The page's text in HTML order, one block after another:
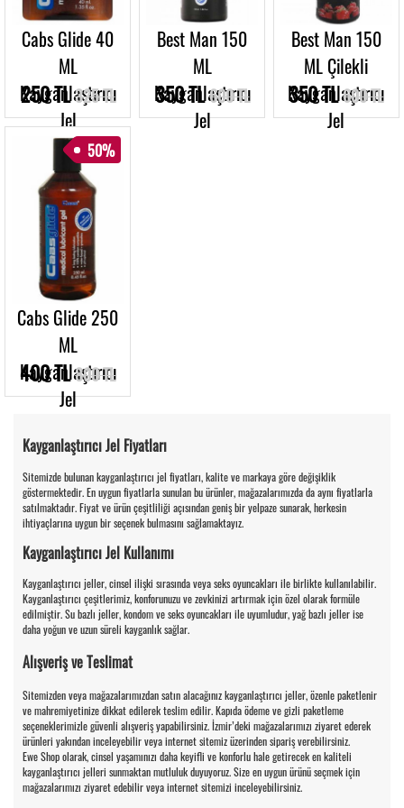
Cabs Glide 40
ML
Kayganlaştırıcı
Jel
250 TL325 TL
Best Man 150
ML
Kayganlaştırıcı
Jel
350 TL600 TL
Best Man 150
ML Çilekli
Kayganlaştırıcı
Jel
350 TL600 TL
Cabs Glide 250
ML
Kayganlaştırıcı
Jel
400 TL800 TL
50%
Kayganlaştırıcı Jel Fiyatları
Sitemizde bulunan kayganlaştırıcı jel fiyatları, kalite ve markaya göre değişiklik
göstermektedir. En uygun fiyatlarla sunulan bu ürünler, mağazalarımızda da aynı fiyatlarla
satılmaktadır. Fiyat ve ürün çeşitliliği açısından geniş bir yelpaze sunarak, herkesin
ihtiyaçlarına uygun bir seçenek bulmasını sağlamaktayız.
Kayganlaştırıcı Jel Kullanımı
Kayganlaştırıcı jeller, cinsel ilişki sırasında veya seks oyuncakları ile birlikte kullanılabilir.
Kayganlaştırıcı çeşitlerimiz, konforunuzu ve zevkinizi artırmak için özel olarak formüle
edilmiştir. Su bazlı jeller, kondom ve seks oyuncakları ile uyumludur, yağ bazlı jeller ise
daha yoğun ve uzun süreli kayganlık sağlar.
Alışveriş ve Teslimat
Sitemizden veya mağazalarımızdan satın alacağınız kayganlaştırıcı jeller, özenle paketlenir
ve mahremiyetinize dikkat edilerek teslim edilir. Kapıda ödeme ve gizli paketleme
seçeneklerimizle güvenli alışveriş yapabilirsiniz. İzmir’deki mağazalarımızı ziyaret ederek
ürünleri yakından inceleyebilir veya internet sitemiz üzerinden sipariş verebilirsiniz.
Ewe Shop olarak, cinsel yaşamınızı daha keyifli ve konforlu hale getirecek en kaliteli
kayganlaştırıcı jelleri sunmaktan mutluluk duyuyoruz. Size en uygun ürünü seçmek için
mağazalarımızı ziyaret edebilir veya internet sitemizi inceleyebilirsiniz.